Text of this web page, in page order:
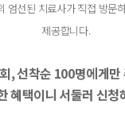
선된 치료사가 직접 방문
제공합니다.
,선착순 100명에게만
혜택이니 서둘러 신청